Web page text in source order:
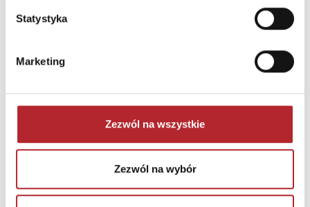
Statystyka
Marketing
Zezwól na wszystkie
Zezwól na wybór
Bright Junior Media